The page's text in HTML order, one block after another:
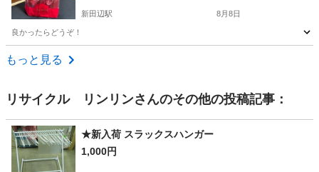
新田辺駅 8月8日
良かったらどうぞ！
京都 京田辺市
もっと見る
リサイクル リンリンさんのその他の投稿記事：
★新入荷 スラックスハンガー
1,000円